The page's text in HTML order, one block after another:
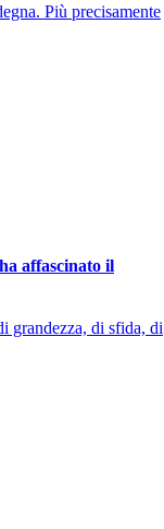
Più precisamente
affascinato il
grandezza, di sfida, di